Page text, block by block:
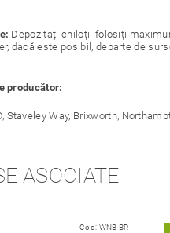
Depozitați chiloții folosiți
dacă este posibil, departe de
producător:
Staveley Way, Brixworth,
ASOCIATE
Cod: WNB BR